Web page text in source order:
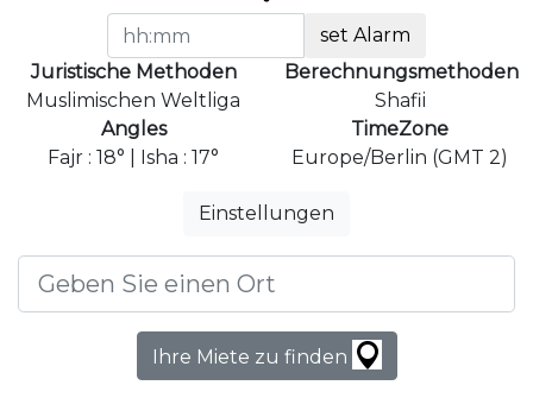
set Alarm
Juristische Methoden
Muslimischen Weltliga
Berechnungsmethoden
Shafii
Angles
Fajr : 18° | Isha : 17°
TimeZone
Europe/Berlin (GMT 2)
Einstellungen
Ihre Miete zu finden